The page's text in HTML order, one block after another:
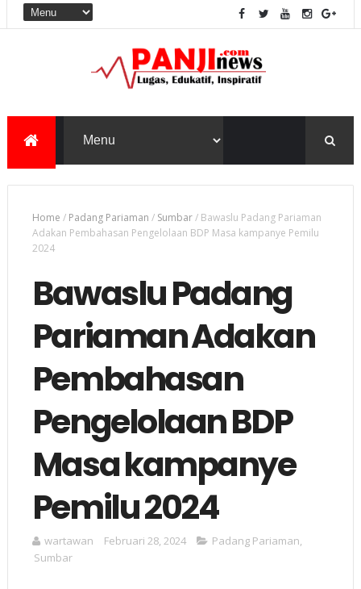
Home / Padang Pariaman / Sumbar/ Bawaslu Padang Pariaman
Adakan Pembahasan Pengelolaan BDP Masa kampanye Pemilu
2024
Bawaslu Padang
Pariaman Adakan
Pembahasan
Pengelolaan BDP
Masa kampanye
Pemilu 2024
wartawan Februari 28, 2024 Padang Pariaman
Sumbar